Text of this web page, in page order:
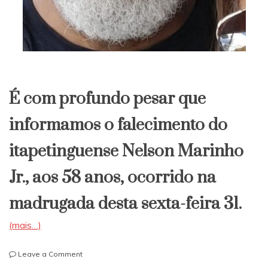
​É com profundo pesar que
informamos o falecimento do
itapetinguense Nelson Marinho
Jr., aos 58 anos, ocorrido na
madrugada desta sexta-feira 31.
(mais…)
Leave a Commenton